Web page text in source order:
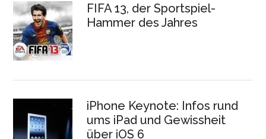
FIFA 13, der Sportspiel-
Hammer des Jahres
iPhone Keynote: Infos rund
ums iPad und Gewissheit
über iOS 6